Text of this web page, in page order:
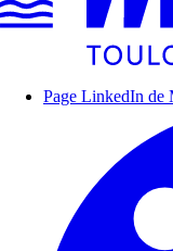
Page LinkedIn de